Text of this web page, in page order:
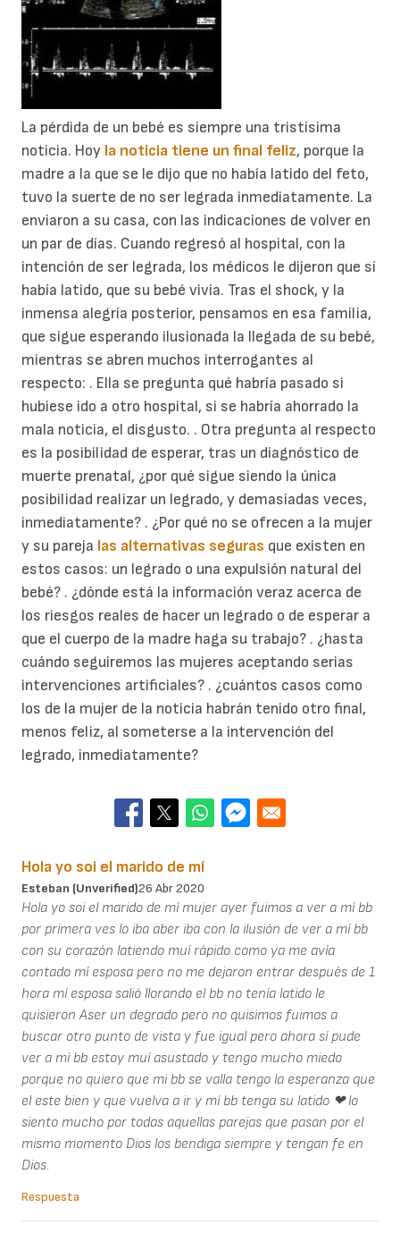
La pérdida de un bebé es siempre una tristísima
noticia. Hoy la noticia tiene un final feliz, porque la
madre a la que se le dijo que no había latido del feto,
tuvo la suerte de no ser legrada inmediatamente. La
enviaron a su casa, con las indicaciones de volver en
un par de días. Cuando regresó al hospital, con la
intención de ser legrada, los médicos le dijeron que sí
había latido, que su bebé vivía. Tras el shock, y la
inmensa alegría posterior, pensamos en esa familia,
que sigue esperando ilusionada la llegada de su bebé,
mientras se abren muchos interrogantes al
respecto: . Ella se pregunta qué habría pasado si
hubiese ido a otro hospital, si se habría ahorrado la
mala noticia, el disgusto. . Otra pregunta al respecto
es la posibilidad de esperar, tras un diagnóstico de
muerte prenatal, ¿por qué sigue siendo la única
posibilidad realizar un legrado, y demasiadas veces,
inmediatamente? . ¿Por qué no se ofrecen a la mujer
y su pareja las alternativas seguras que existen en
estos casos: un legrado o una expulsión natural del
bebé? . ¿dónde está la información veraz acerca de
los riesgos reales de hacer un legrado o de esperar a
que el cuerpo de la madre haga su trabajo? . ¿hasta
cuándo seguiremos las mujeres aceptando serias
intervenciones artificiales? . ¿cuántos casos como
los de la mujer de la noticia habrán tenido otro final,
menos feliz, al someterse a la intervención del
legrado, inmediatamente?
Hola yo soi el marido de mí
Esteban (unverified)26 Abr 2020
Hola yo soi el marido de mí mujer ayer fuimos a ver a mí bb
por primera ves lo iba aber iba con la ilusión de ver a mí bb
con su corazón latiendo muí rápido como ya me avía
contado mí esposa pero no me dejaron entrar después de 1
hora mí esposa salió llorando el bb no tenía latido le
quisieron Aser un degrado pero no quisimos fuimos a
buscar otro punto de vista y fue igual pero ahora sí pude
ver a mí bb estoy muí asustado y tengo mucho miedo
porque no quiero que mi bb se valla tengo la esperanza que
el este bien y que vuelva a ir y mí bb tenga su latido ❤ lo
siento mucho por todas aquellas parejas que pasan por el
mismo momento Dios los bendiga siempre y tengan fe en
Dios.
Respuesta